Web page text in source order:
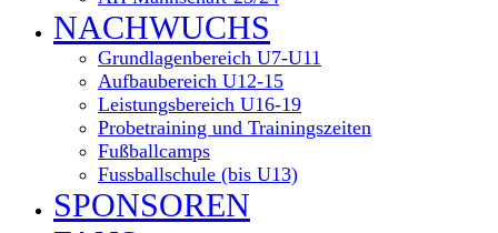
NACHWUCHS
Grundlagenbereich U7-U11
Aufbaubereich U12-15
Leistungsbereich U16-19
Probetraining und Trainingszeiten
Fußballcamps
Fussballschule (bis U13)
SPONSOREN